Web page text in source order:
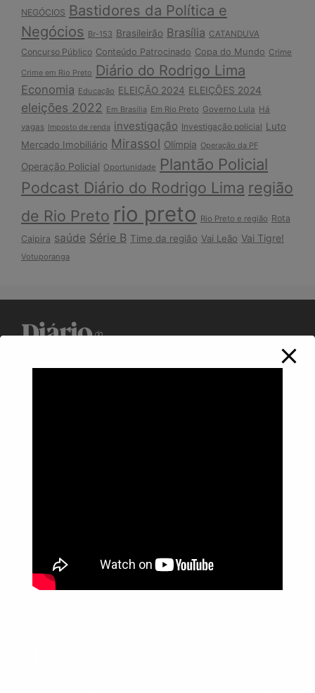
NEGÓCIOS Bastidores da Política e
Negócios Br-153 Brasileirão Brasília CATANDUVA
Concurso Público Conteúdo Patrocinado Copa do Mundo Crime
Crime em Rio Preto Diário do Rodrigo Lima
Economia Educação ELEIÇÃO 2024 ELEIÇÕES 2024
eleições 2022 Em Brasília Em Rio Preto Governo Lula Há
vagas Imposto de renda investigação Investigação policial Luto
Mercado Imobiliário Mirassol Olímpia Operação da PF
Operação Policial Oportunidade Plantão Policial
Podcast Diário do Rodrigo Lima região
de Rio Preto rio preto Rio Preto e região Rota
Caipira saúde Série B Time da região Vai Leão Vai Tigre!
Votuporanga
WhatsApp: (17) 99268-0565